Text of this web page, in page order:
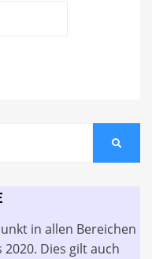
in allen Bereichen
2020. Dies gilt auch